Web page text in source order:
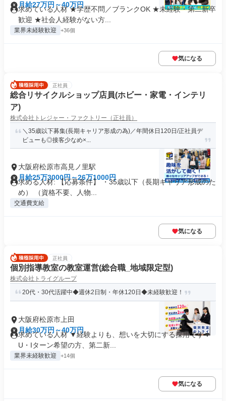
月給27万円～40万円
求めている人材 ★学歴不問／ブランクOK ★未経験・第二新卒
歓迎 ★社会人経験がない方...
業界未経験歓迎 +36個
気になる
正社員
総合リサイクルショップ店員(ホビー・家電・インテリ
ア)
株式会社トレジャー・ファクトリー（正社員）
＼35歳以下募集(長期キャリア形成の為)／年間休日120日/正社員デ
ビューも◎接客少なめ×...
大阪府松原市高見ノ里駅
月給25万3000円～26万1000円
求める人材: 【応募条件】 ・35歳以下（長期キャリア形成のた
め） （資格不要、人物...
交通費支給
気になる
正社員
個別指導教室の教室運営(総合職_地域限定型)
株式会社トライグループ
20代・30代活躍中◆週休2日制・年休120日◆未経験歓迎！
大阪府松原市上田
月給30万円～40万円
求めている人材 ▼経験よりも、想いを大切にする採用です▼
U・Iターン希望の方、第二新...
業界未経験歓迎 +14個
気になる